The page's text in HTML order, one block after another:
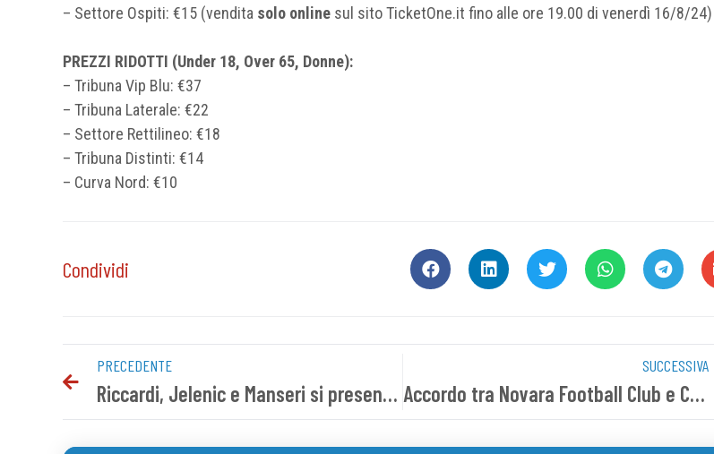
– Settore Ospiti: €15 (vendita solo online sul sito TicketOne.it fino alle ore 19.00 di venerdì 16/8/24)
PREZZI RIDOTTI (Under 18, Over 65, Donne):
– Tribuna Vip Blu: €37
– Tribuna Laterale: €22
– Settore Rettilineo: €18
– Tribuna Distinti: €14
– Curva Nord: €10
Condividi
PRECEDENTE
Riccardi, Jelenic e Manseri si presentano in azzurro
SUCCESSIVA
Accordo tra Novara Football Club e Confartigianato